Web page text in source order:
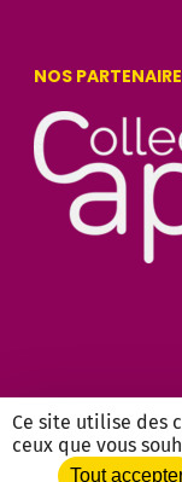
Ce site utilise des
ceux que vous
Tout
NOS